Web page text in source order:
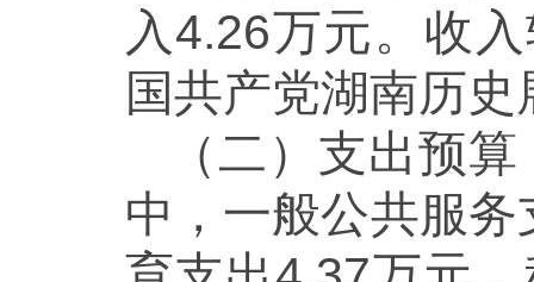
入4.26万元。收
国共产党湖南历
（二）支出预
中，一般公共服